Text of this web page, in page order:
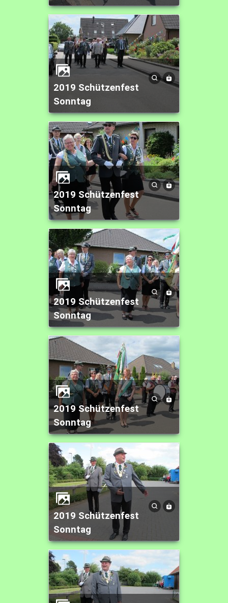
2019 Schützenfest
Sonntag
2019 Schützenfest
Sonntag
2019 Schützenfest
Sonntag
2019 Schützenfest
Sonntag
2019 Schützenfest
Sonntag